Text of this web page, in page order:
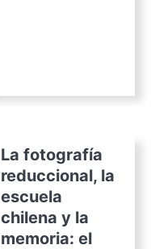
La fotografía
reduccional, la
escuela
chilena y la
memoria: el